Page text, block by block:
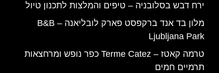
ירח דבש בסלובניה – טיפים והמלצות לתכנון טיול
מלון בד אנד ברקפסט פארק לובליאנה – B&B
Ljubljana Park
טרמה קאטז – Terme Catez כפר נופש ומרחצאות
תרמיים חמים